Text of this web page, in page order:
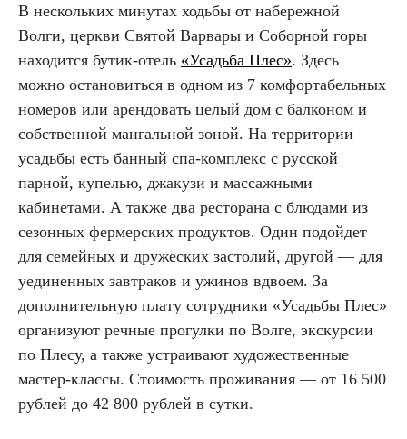
В нескольких минутах ходьбы от набережной
Волги, церкви Святой Варвары и Соборной горы
находится бутик-отель «Усадьба Плес». Здесь
можно остановиться в одном из 7 комфортабельных
номеров или арендовать целый дом с балконом и
собственной мангальной зоной. На территории
усадьбы есть банный спа-комплекс с русской
парной, купелью, джакузи и массажными
кабинетами. А также два ресторана с блюдами из
сезонных фермерских продуктов. Один подойдет
для семейных и дружеских застолий, другой — для
уединенных завтраков и ужинов вдвоем. За
дополнительную плату сотрудники «Усадьбы Плес»
организуют речные прогулки по Волге, экскурсии
по Плесу, а также устраивают художественные
мастер-классы. Стоимость проживания — от 16 500
рублей до 42 800 рублей в сутки.